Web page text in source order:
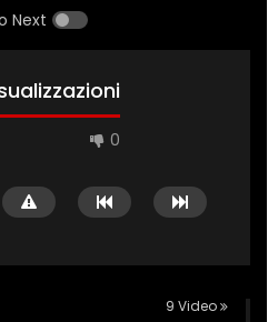
Next
0
9 Video